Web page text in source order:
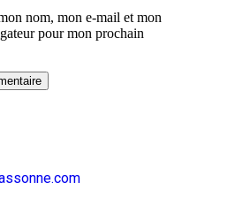
nom, mon e-mail et mon
pour mon prochain